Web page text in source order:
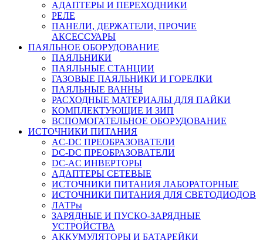
АДАПТЕРЫ И ПЕРЕХОДНИКИ
РЕЛЕ
ПАНЕЛИ, ДЕРЖАТЕЛИ, ПРОЧИЕ
АКСЕССУАРЫ
ПАЯЛЬНОЕ ОБОРУДОВАНИЕ
ПАЯЛЬНИКИ
ПАЯЛЬНЫЕ СТАНЦИИ
ГАЗОВЫЕ ПАЯЛЬНИКИ И ГОРЕЛКИ
ПАЯЛЬНЫЕ ВАННЫ
РАСХОДНЫЕ МАТЕРИАЛЫ ДЛЯ ПАЙКИ
КОМПЛЕКТУЮЩИЕ И ЗИП
ВСПОМОГАТЕЛЬНОЕ ОБОРУДОВАНИЕ
ИСТОЧНИКИ ПИТАНИЯ
AC-DC ПРЕОБРАЗОВАТЕЛИ
DC-DC ПРЕОБРАЗОВАТЕЛИ
DC-AC ИНВЕРТОРЫ
АДАПТЕРЫ СЕТЕВЫЕ
ИСТОЧНИКИ ПИТАНИЯ ЛАБОРАТОРНЫЕ
ИСТОЧНИКИ ПИТАНИЯ ДЛЯ СВЕТОДИОДОВ
ЛАТРы
ЗАРЯДНЫЕ И ПУСКО-ЗАРЯДНЫЕ
УСТРОЙСТВА
АККУМУЛЯТОРЫ И БАТАРЕЙКИ